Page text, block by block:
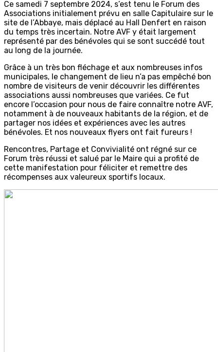
Ce samedi 7 septembre 2024, s’est tenu le Forum des
Associations initialement prévu en salle Capitulaire sur le
site de l’Abbaye, mais déplacé au Hall Denfert en raison
du temps très incertain. Notre AVF y était largement
représenté par des bénévoles qui se sont succédé tout
au long de la journée.
Grâce à un très bon fléchage et aux nombreuses infos
municipales, le changement de lieu n’a pas empêché bon
nombre de visiteurs de venir découvrir les différentes
associations aussi nombreuses que variées. Ce fut
encore l’occasion pour nous de faire connaître notre AVF,
notamment à de nouveaux habitants de la région, et de
partager nos idées et expériences avec les autres
bénévoles. Et nos nouveaux flyers ont fait fureurs !
Rencontres, Partage et Convivialité ont régné sur ce
Forum très réussi et salué par le Maire qui a profité de
cette manifestation pour féliciter et remettre des
récompenses aux valeureux sportifs locaux.